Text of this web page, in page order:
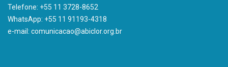
Telefone: +55 11 3728-8652
WhatsApp: +55 11 91193-4318
e-mail: comunicacao@abiclor.org.br